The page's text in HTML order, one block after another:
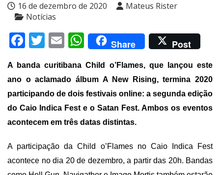
16 de dezembro de 2020
Mateus Rister
Notícias
Facebook
Twitter
EmailWhatsApp
Share Post
A banda curitibana Child o’Flames, que lançou este
ano o aclamado álbum A New Rising, termina 2020
participando de dois festivais online: a segunda edição
do Caio Indica Fest e o Satan Fest. Ambos os eventos
acontecem em três datas distintas.
A participação da Child o’Flames no Caio Indica Fest
acontece no dia 20 de dezembro, a partir das 20h. Bandas